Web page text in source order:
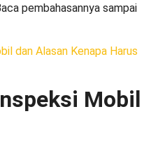
pembahasannya sampai
dan Alasan Kenapa Harus
Mobil